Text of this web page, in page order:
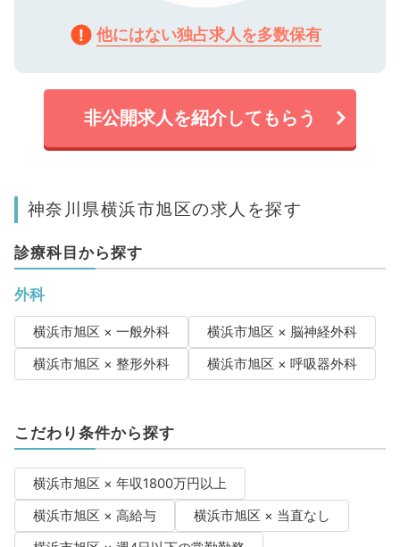
他にはない独占求人を多数保有
非公開求人を紹介してもらう
神奈川県横浜市旭区の求人を探す
診療科目から探す
外科
横浜市旭区 × 一般外科
横浜市旭区 × 脳神経外科
横浜市旭区 × 整形外科
横浜市旭区 × 呼吸器外科
こだわり条件から探す
横浜市旭区 × 年収1800万円以上
横浜市旭区 × 高給与
横浜市旭区 × 当直なし